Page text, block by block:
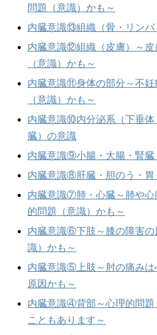
問題（意識）かも～
内臓意識⑬組織（骨・リンパ
内臓意識⑫組織（皮膚）～皮
（意識）かも～
内臓意識⑪身体の部分～不妊
（意識）かも～
内臓意識⑩内分泌系（下垂体
臓）の意識
内臓意識⑨小腸・大腸・腎臓
内臓意識⑧肝臓・胆のう・胃
内臓意識⑦肺・心臓～肺や心
的問題（意識）かも～
内臓意識⑥下肢～膝の障害の
識）かも～
内臓意識⑤上肢～肘の痛みは
原因かも～
内臓意識④背部～心理的問題
こともあります～